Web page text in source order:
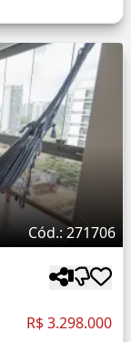
Cód.: 271706
R$ 3.298.000